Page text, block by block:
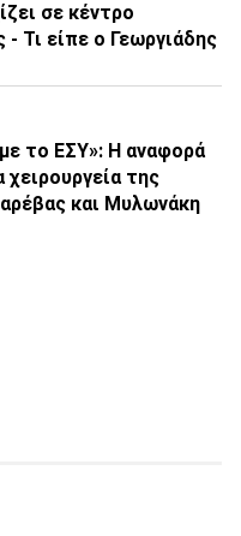
σε κέντρο
Τι είπε ο Γεωργιάδης
το ΕΣΥ»: Η αναφορά
της
και Μυλωνάκη